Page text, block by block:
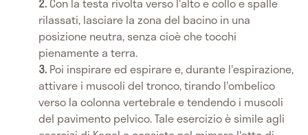
rilassati, lasciare la zona del bacino in una
posizione neutra, senza cioè che tocchi
pienamente a terra.
Poi inspirare ed espirare e, durante l'espirazione,
attivare i muscoli del tronco, tirando l'ombelico
verso la colonna vertebrale e tendendo i muscoli
del pavimento pelvico. Tale esercizio è simile agli